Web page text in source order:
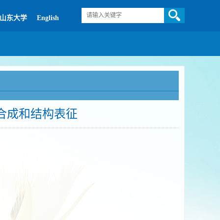
山东大学 English
成和结构表征